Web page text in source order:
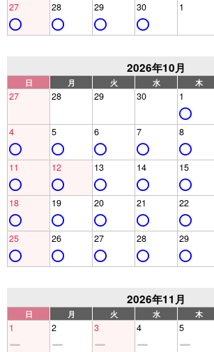
27 28 29 30 1
2026年10月
日 月 火 水 木
27 28 29 30 1
4 5 6 7 8
11 12 13 14 15
18 19 20 21 22
25 26 27 28 29
2026年11月
日 月 火 水 木
1 2 3 4 5